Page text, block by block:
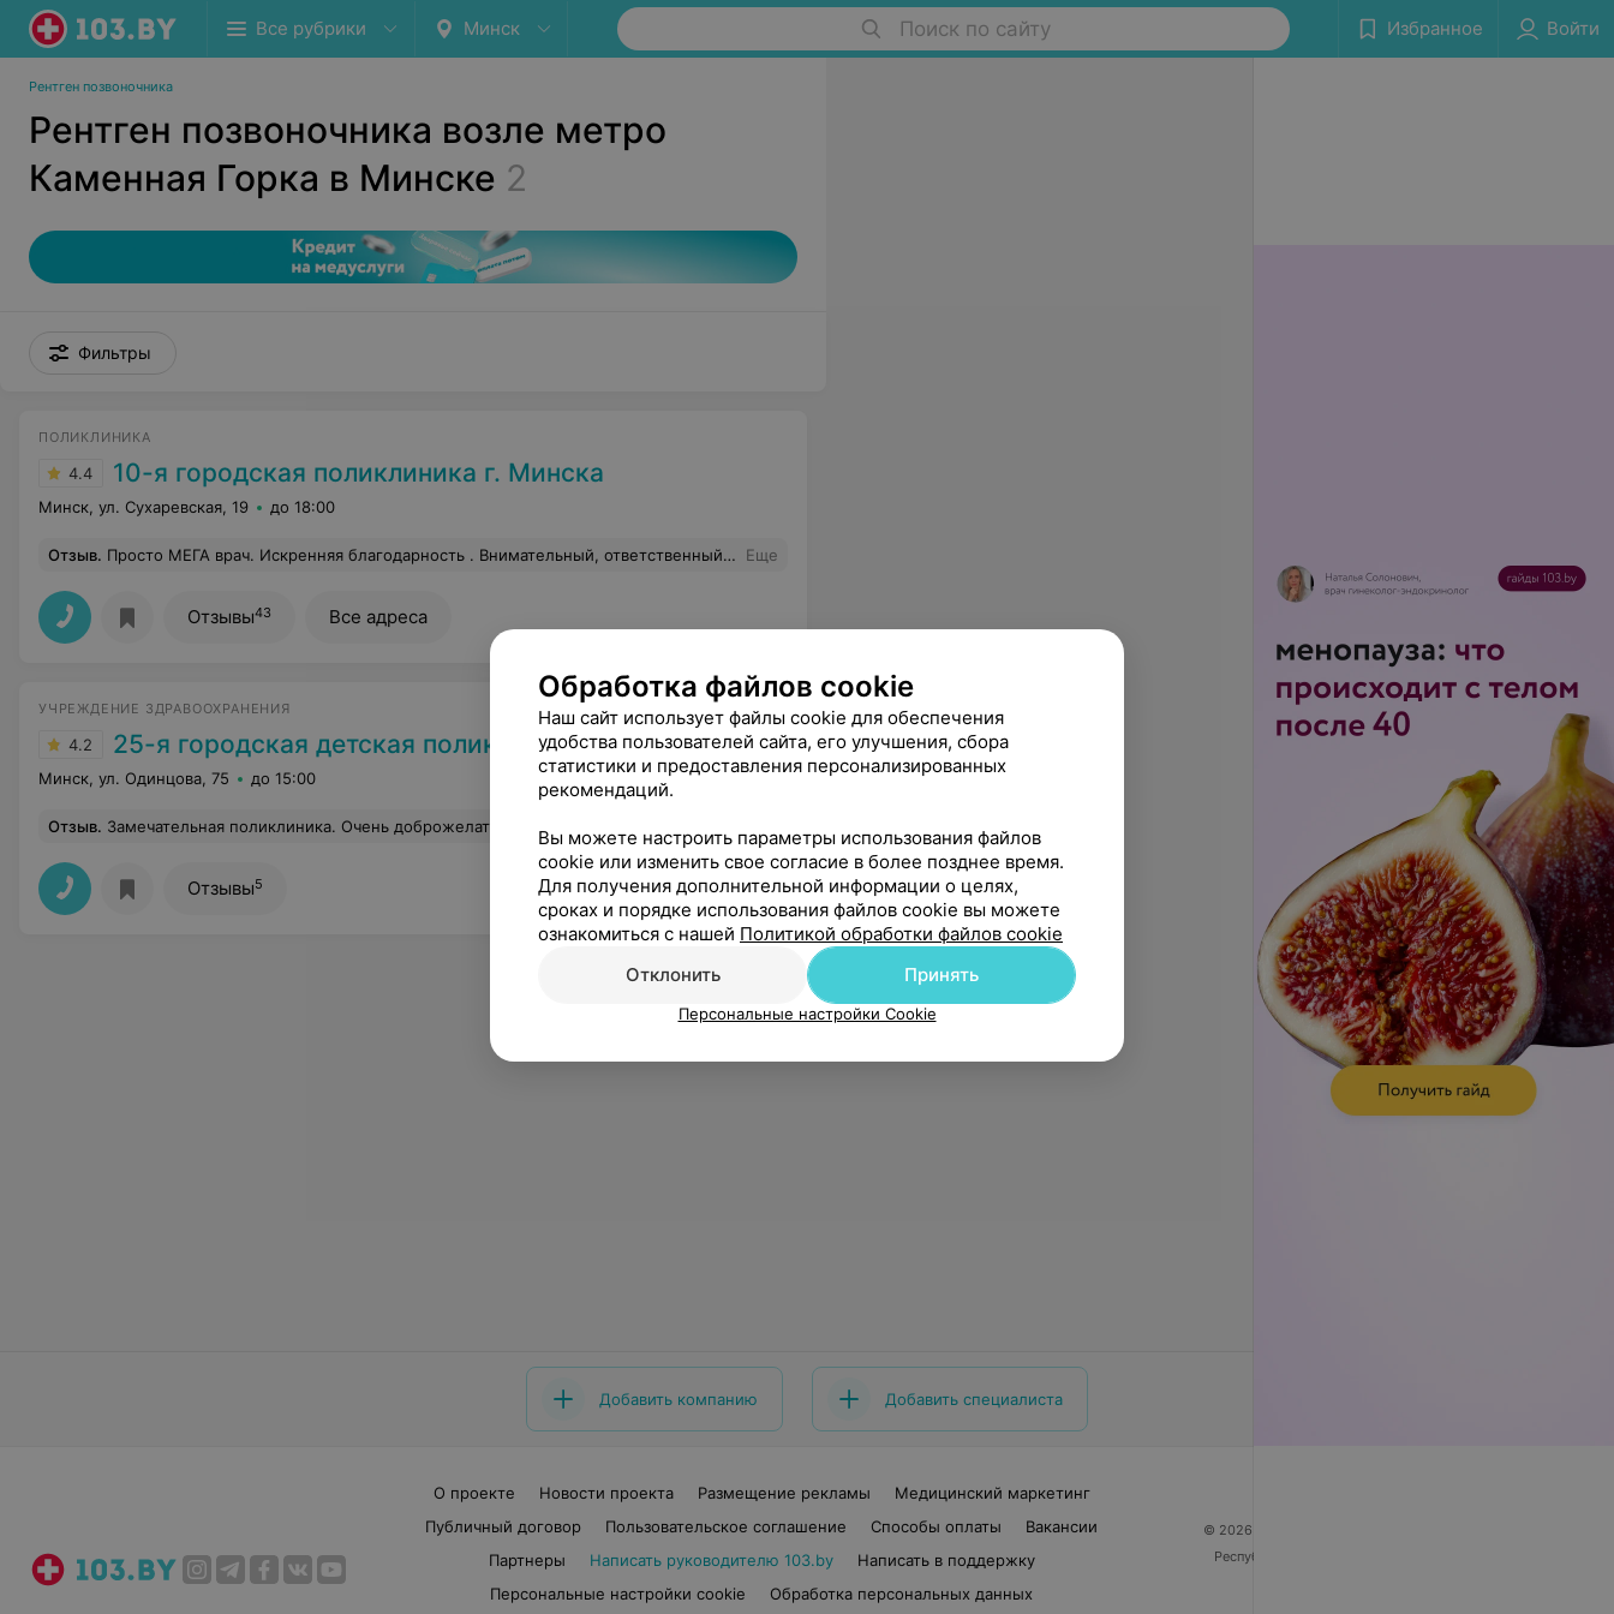
Все рубрики Минск Поиск по сайту Избранное Войти
Рентген позвоночника
Рентген позвоночника возле метро
Каменная Горка в Минске 2
Фильтры
ПОЛИКЛИНИКА
4.4 10-я городская поликлиника г. Минска
Минск, ул. Сухаревская, 19 до 18:00
Отзыв. Просто МЕГА врач. Искренняя благодарность . Внимательный, ответственный, профессиональный. Пусть у вас, Кирилл Николаевич, все в карьере сложится наилучшим образом. Хотелось бы премирования со стороны руководства! Кирилл Николаевич- вы лучший!!!! Еще
Отзывы43 Все адреса
УЧРЕЖДЕНИЕ ЗДРАВООХРАНЕНИЯ
4.2 25-я городская детская поликлиника
Минск, ул. Одинцова, 75 до 15:00
Отзыв. Замечательная поликлиника. Очень доброжелательные специалисты. Будем обращаться еще.
Отзывы5
Добавить компанию Добавить специалиста
О проекте Новости проекта Размещение рекламы
Медицинский маркетинг
Публичный договор
Пользовательское соглашение Способы оплаты
Вакансии
Партнеры
Написать руководителю 103.by
Написать в поддержку
Персональные настройки cookie
Обработка персональных данных
© 2026 ООО «Артокс Лаб», УНП 191700409
Республика Беларусь, г. Минск, улица Толбухина, 2,
Обработка файлов cookie
Наш сайт использует файлы cookie для обеспечения
удобства пользователей сайта, его улучшения, сбора
статистики и предоставления персонализированных
рекомендаций.
Вы можете настроить параметры использования файлов
cookie или изменить свое согласие в более позднее время.
Для получения дополнительной информации о целях,
сроках и порядке использования файлов cookie вы можете
ознакомиться с нашей Политикой обработки файлов cookie
Отклонить
Принять
Персональные настройки Cookie